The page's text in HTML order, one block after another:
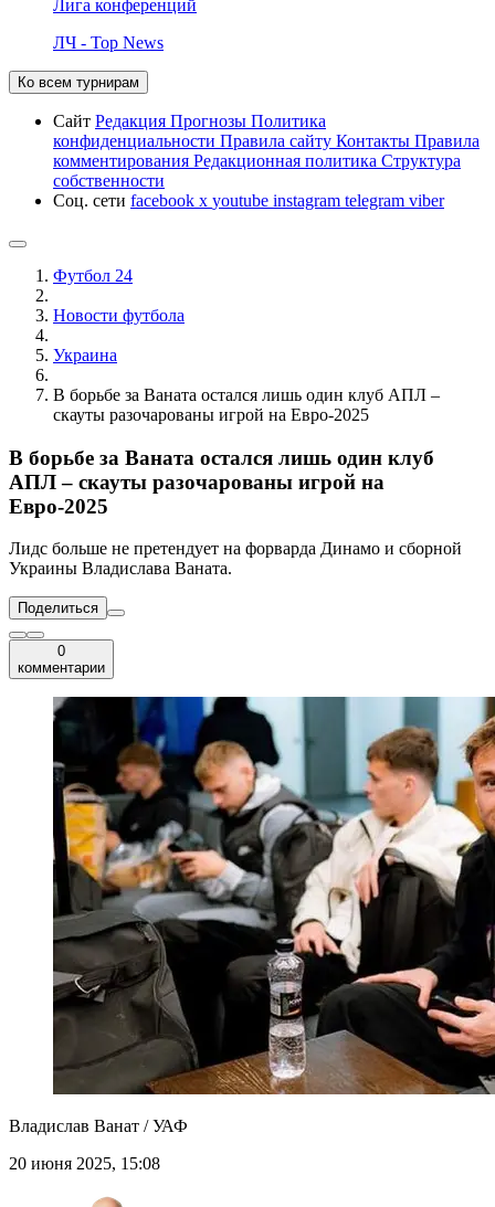
Лига конференций
ЛЧ - Top News
Ко всем турнирам
Сайт Редакция Прогнозы Политика
конфиденциальности Правила сайту Контакты Правила
комментирования Редакционная политика Структура
собственности
Соц. сети facebook x youtube instagram telegram viber
Футбол 24
Новости футбола
Украина
В борьбе за Ваната остался лишь один клуб АПЛ –
скауты разочарованы игрой на Евро-2025
В борьбе за Ваната остался лишь один клуб
АПЛ – скауты разочарованы игрой на
Евро-2025
Лидс больше не претендует на форварда Динамо и сборной
Украины Владислава Ваната.
Поделиться
0
комментарии
Владислав Ванат / УАФ
20 июня 2025, 15:08